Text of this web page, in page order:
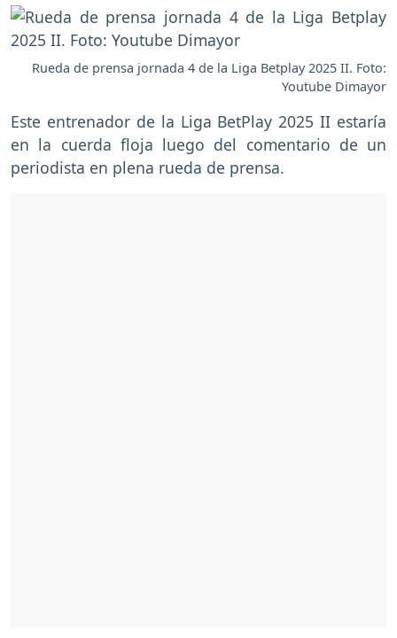
Rueda de prensa jornada 4 de la Liga Betplay 2025 II. Foto:
Youtube Dimayor
Este entrenador de la Liga BetPlay 2025 II estaría
en la cuerda floja luego del comentario de un
periodista en plena rueda de prensa.